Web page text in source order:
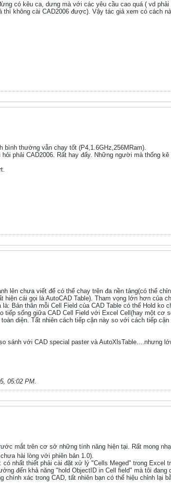
có kêu ca, dưng mà với các yêu cầu cao quá ( vd
thì không cài CAD2006 được). Vậy tác giả xem có cách
bình thường vẫn chạy tốt (P4,1.6GHz,256MRam).
phải CAD2006. Rất hay đấy. Những người mà thống
lên chưa viết để có thể chay trên đa nền tảng(có thể
cái gọi là AutoCAD Table). Tham vọng lớn hơn của
Bản thân mỗi Cell Field của CAD Table có thể Hold ko
tiếp sống giữa CAD Cell Field với Excel Cell(hay một
diện. Tất nhiên cách tiếp cận này so với cách tiếp
sánh với CAD special paster và AutoXlsTable....nhưng
05:02 PM.
mắt trên cơ sở những tính năng hiện tại. Rất mong
hài lòng với phiên bản 1.0).
nhất thiết phải cài đặt xử lý "Cells Meged" trong
đến khả năng "hold ObjectID in Cell field" mà tôi
chính xác trong CAD, tất nhiên bạn có thể hiệu chỉnh lại